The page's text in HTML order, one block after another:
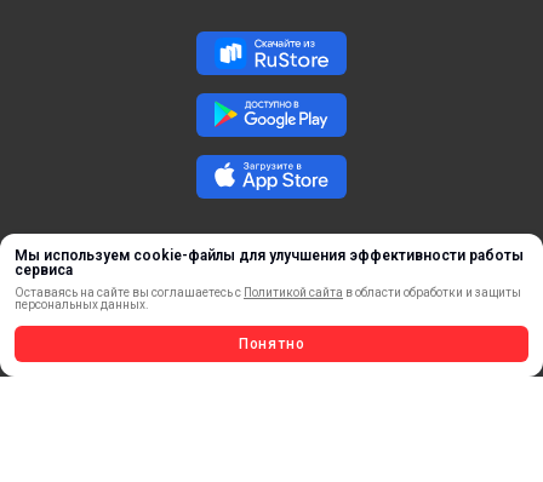
Мы используем cookie-файлы для улучшения эффективности работы
сервиса
Оставаясь на сайте вы соглашаетесь с Политикой сайта в области обработки и защиты
персональных данных.
Понятно
ОБРАТНАЯ СВЯЗЬ